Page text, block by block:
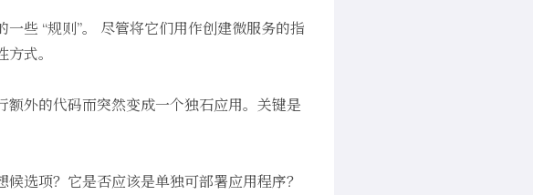
些 “规则”。 尽管将它们用作创建微服务的指
式。
外的代码而突然变成一个独石应用。关键是
选项？它是否应该是单独可部署应用程序？